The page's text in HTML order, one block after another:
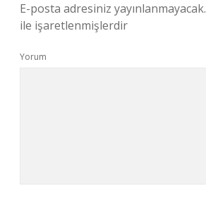
E-posta adresiniz yayınlanmayacak.
ile işaretlenmişlerdir
Yorum